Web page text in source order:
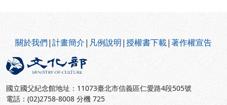
關於我們|計畫簡介| 凡例說明|授權書下載|著作權宣告
國立國父紀念館地址：11073臺北市信義區仁愛路4段505號
電話：(02)2758-8008 分機 725